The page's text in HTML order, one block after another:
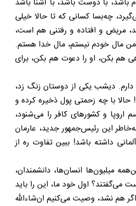
باشد، با دوست باشد، با آشنا باشد
چه‌بسا کسانی که تا حالا خیلی
مریض و افتاده و رفتنی هم است،
مال خودم نیستم، مال خدا هستم.
هم بکن، او را دعوت هم بکن، برای
دارم. دیشب یکی از دوستان زنگ زد،
حالا با چه زحمتی پول ذخیره کرده و
و کشورهای کافر را می‌شنود،
این رئیس‌جمهور جدید، عارمان
داشته باشد! ببین تفاوت ره از
میلیون‌ها انسان‌ها، دانشمندان،
می‌گفتند؟ اول خود ما، این را باید
هم نشد، وصیت می‌کنیم ان‌شاءالله